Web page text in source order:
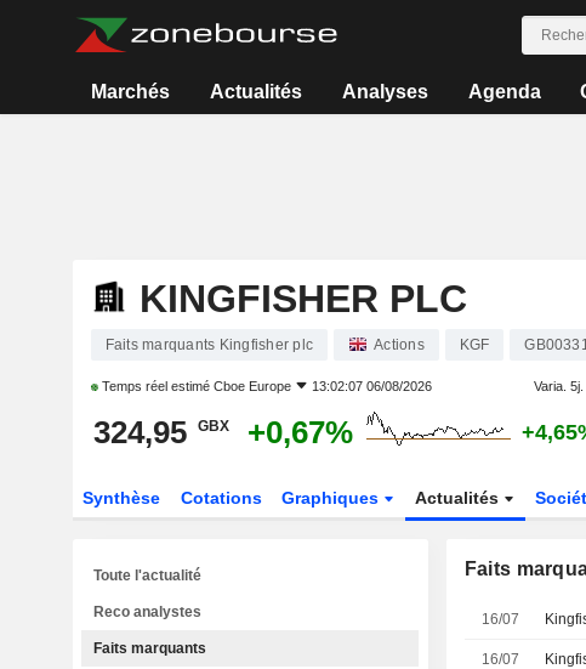
Marchés Actualités Analyses Agenda
KINGFISHER PLC
Faits marquants Kingfisher plc Actions KGF
Temps réel estimé Cboe Europe 13:02:07 06/08/2026 Varia. 5j.
324,95 GBX +0,67%
Synthèse Cotations Graphiques Actualités
Faits
16/07
16/07
Toute l'actualité
Reco analystes
Faits marquants